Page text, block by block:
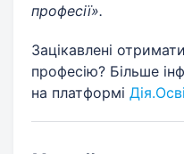
професії».
Зацікавлені
професію? Більше
на платформі